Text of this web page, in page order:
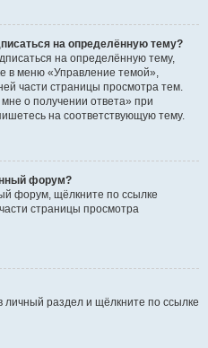
на определённую тему?
на определённую тему,
в меню «Управление темой»,
части страницы просмотра тем.
о получении ответа» при
на соответствующую тему.
форум?
форум, щёлкните по ссылке
страницы просмотра
личный раздел и щёлкните по ссылке